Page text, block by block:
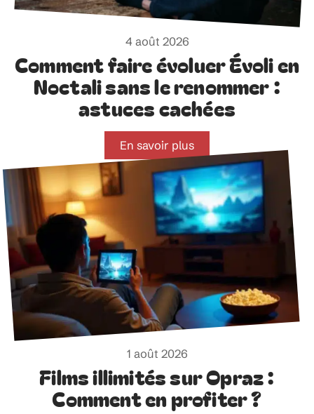
4 août 2026
Comment faire évoluer Évoli en
Noctali sans le renommer :
astuces cachées
En savoir plus
1 août 2026
Films illimités sur Opraz :
Comment en profiter ?